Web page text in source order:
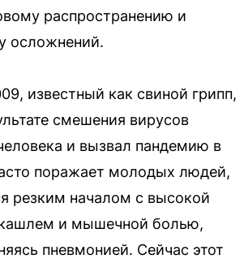
распространению и
осложнений.
известный как свиной грипп,
смешения вирусов
и вызвал пандемию в
поражает молодых людей,
резким началом с высокой
и мышечной болью,
пневмонией. Сейчас этот